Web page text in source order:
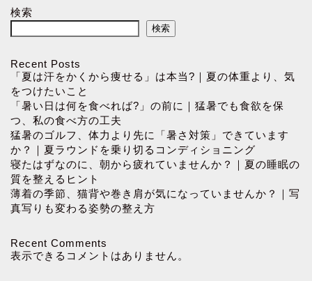
検索
検索
Recent Posts
「夏は汗をかくから痩せる」は本当?｜夏の体重より、気
をつけたいこと
「暑い日は何を食べれば?」の前に｜猛暑でも食欲を保
つ、私の食べ方の工夫
猛暑のゴルフ、体力より先に「暑さ対策」できています
か？｜夏ラウンドを乗り切るコンディショニング
寝たはずなのに、朝から疲れていませんか？｜夏の睡眠の
質を整えるヒント
薄着の季節、猫背や巻き肩が気になっていませんか？｜写
真写りも変わる姿勢の整え方
Recent Comments
表示できるコメントはありません。